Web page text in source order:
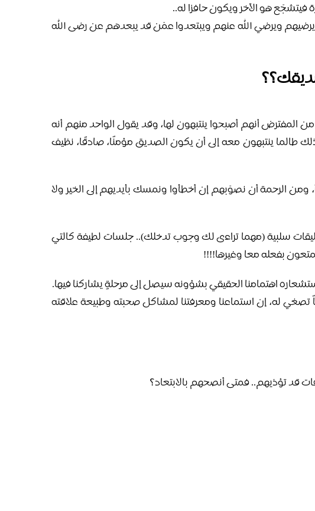
فيتشجّع هو الآخر ويكون حافزا له..
يرضيهم ويرضي الله عنهم ويبتعدوا عمّن قد يبعدهم عن رضى الله
المفترض أنهم أصبحوا ينتبهون لها، وقد يقول الواحد منهم أنه
طالما ينتبهون معه إلى أن يكون الصديق مؤمنًا، صادقًا، نظيف
الرحمة أن نصوّبهم إن أخطأوا ونمسك بأيديهم إلى الخير ولا
سلبية (مهما تراءى لك وجوب تدخلك).. جلسات لطيفة كالتي
بفعله معا وغيرها!!!!
اهتمامنا الحقيقي بشؤونه سيصل إلى مرحلةٍ يشاركنا فيها.
تصغي له، إن استماعنا ومعرفتنا لمشاكل صحبته وطبيعة علاقته
قد تؤذيهم.. فمتى أنصحهم بالابتعاد؟